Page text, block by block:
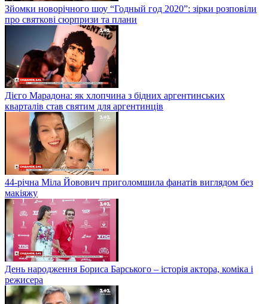
Зйомки новорічного шоу “Годный год 2020”: зірки розповіли
про святкові сюрпризи та плани
Дієго Марадона: як хлопчина з бідних аргентинських
кварталів став святим для аргентинців
44-річна Міла Йовович приголомшила фанатів виглядом без
макіяжу
День народження Бориса Барського – історія актора, коміка і
режисера